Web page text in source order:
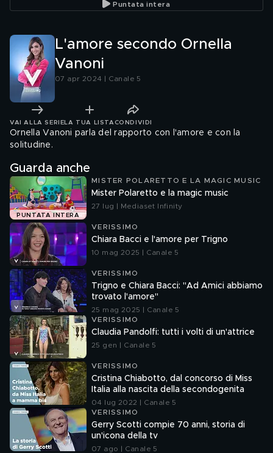
Puntata intera
L'amore secondo Ornella
Vanoni
07 apr 2024 | Canale 5
VAI ALLA SERIE LA TUA LISTA CONDIVIDI
Ornella Vanoni parla del rapporto con l'amore e con la
solitudine.
Guarda anche
PUNTATA INTERA
MISTER POLARETTO E LA MAGIC MUSIC
Mister Polaretto e la magic music
27 lug | Mediaset Infinity
VERISSIMO
Chiara Bacci e l'amore per Trigno
10 mag 2025 | Canale 5
VERISSIMO
Trigno e Chiara Bacci: "Ad Amici abbiamo
trovato l'amore"
25 mag 2025 | Canale 5
VERISSIMO
Claudia Pandolfi: tutti i volti di un'attrice
25 gen | Canale 5
VERISSIMO
Cristina Chiabotto, dal concorso di Miss
Italia alla nascita della secondogenita
04 lug 2022 | Canale 5
VERISSIMO
Gerry Scotti compie 70 anni, storia di
un'icona della tv
07 ago | Canale 5